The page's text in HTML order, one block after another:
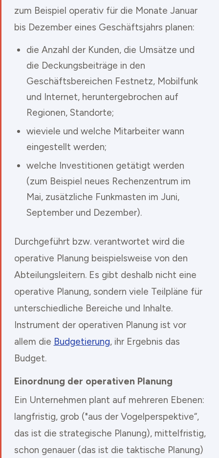
zum Beispiel operativ für die Monate Januar
bis Dezember eines Geschäftsjahrs planen:
die Anzahl der Kunden, die Umsätze und
die Deckungsbeiträge in den
Geschäftsbereichen Festnetz, Mobilfunk
und Internet, heruntergebrochen auf
Regionen, Standorte;
wieviele und welche Mitarbeiter wann
eingestellt werden;
welche Investitionen getätigt werden
(zum Beispiel neues Rechenzentrum im
Mai, zusätzliche Funkmasten im Juni,
September und Dezember).
Durchgeführt bzw. verantwortet wird die
operative Planung beispielsweise von den
Abteilungsleitern. Es gibt deshalb nicht eine
operative Planung, sondern viele Teilpläne für
unterschiedliche Bereiche und Inhalte.
Instrument der operativen Planung ist vor
allem die Budgetierung, ihr Ergebnis das
Budget.
Einordnung der operativen Planung
Ein Unternehmen plant auf mehreren Ebenen:
langfristig, grob ("aus der Vogelperspektive“,
das ist die strategische Planung), mittelfristig,
schon genauer (das ist die taktische Planung)